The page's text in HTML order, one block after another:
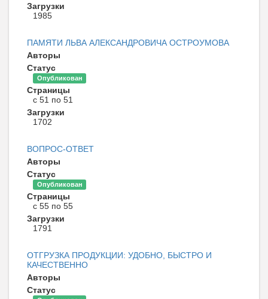
Загрузки
1985
ПАМЯТИ ЛЬВА АЛЕКСАНДРОВИЧА ОСТРОУМОВА
Авторы
Статус
Опубликован
Страницы
с 51 по 51
Загрузки
1702
ВОПРОС-ОТВЕТ
Авторы
Статус
Опубликован
Страницы
с 55 по 55
Загрузки
1791
ОТГРУЗКА ПРОДУКЦИИ: УДОБНО, БЫСТРО И
КАЧЕСТВЕННО
Авторы
Статус